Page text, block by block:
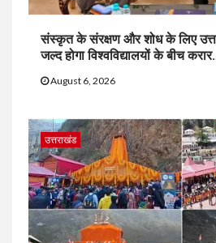
संस्कृत के संरक्षण और शोध के लिए
जल्द होगा विश्वविद्यालयों के बीच
August 6, 2026
उत्तराखंड